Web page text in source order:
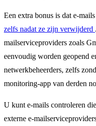
Een extra bonus is dat e-
zelfs nadat ze zijn verwijderd
mailserviceproviders zoals
eenvoudig worden geopend
netwerkbeheerders, zelfs
monitoring-app van derden
U kunt e-mails controleren
externe e-